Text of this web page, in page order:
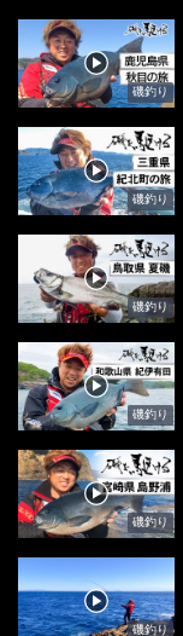
磯釣り
磯釣り
磯釣り
磯釣り
磯釣り
磯釣り